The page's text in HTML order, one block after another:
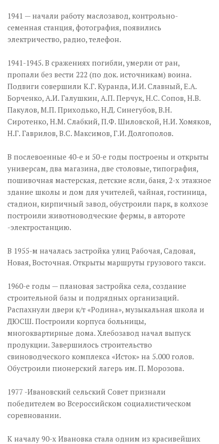
1941 — начали работу маслозавод, контрольно-
семенная станция, фотография, появились
электричество, радио, телефон.
1941-1945. В сражениях погибли, умерли от ран,
пропали без вести 222 (по док. источникам) воина.
Подвиги совершили К.Г. Куранда, И.И. Славный, Е.А.
Борченко, А.И. Галушкин, А.П. Перчук, Н.С. Сопов, Н.В.
Пакулов, М.П. Приходько, Н.Д. Синегубов, В.Н.
Сиротенко, Н.М. Слабкий, П.Ф. Шиловской, Н.И. Хомяков,
Н.Г. Гаврилов, В.С. Максимов, Г.И. Долгополов.
В послевоенные 40-е и 50-е годы построены и открыты
универсам, два магазина, две столовые, типография,
пошивочная мастерская, детские ясли, баня, 2-х этажное
здание школы и дом для учителей, чайная, гостиница,
стадион, кирпичный завод, обустроили парк, в колхозе
построили животноводческие фермы, в автороте
-электростанцию.
В 1955-м началась застройка улиц Рабочая, Садовая,
Новая, Восточная. Открыты маршруты грузового такси.
1960-е годы — плановая застройка села, создание
строительной базы и подрядных организаций.
Распахнули двери к/т «Родина», музыкальная школа и
ДЮСШ. Построили корпуса больницы,
многоквартирные дома. Хлебозавод начал выпуск
продукции. Завершилось строительство
свиноводческого комплекса «Исток» на 5.000 голов.
Обустроили пионерский лагерь им. П. Морозова.
1977 -Ивановский сельский Совет признали
победителем во Всероссийском социалистическом
соревновании.
К началу 90-х Ивановка стала одним из красивейших